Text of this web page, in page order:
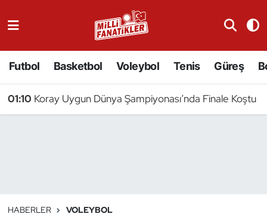
Futbol Basketbol Voleybol Tenis Güreş
01:10 Koray Uygun Dünya Şampiyonası’nda Finale Koştu
HABERLER VOLEYBOL
Badminton